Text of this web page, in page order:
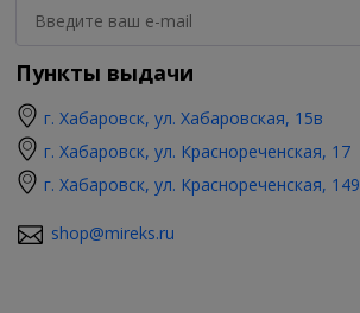
Пункты выдачи
г. Хабаровск, ул. Хабаровская, 15в
г. Хабаровск, ул. Краснореченская, 17
г. Хабаровск, ул. Краснореченская, 149
shop@mireks.ru